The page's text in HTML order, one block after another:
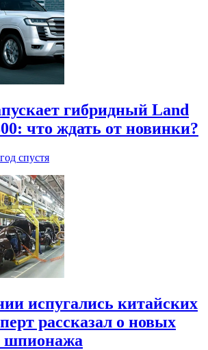
гибридный Land
что ждать от новинки?
спустя
испугались китайских
рассказал о новых
шпионажа